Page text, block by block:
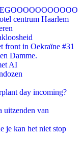
centrum Haarlem
front in Oekraïne #31
Damme.
AI
day incoming?
uitzenden van
je kan het niet stop